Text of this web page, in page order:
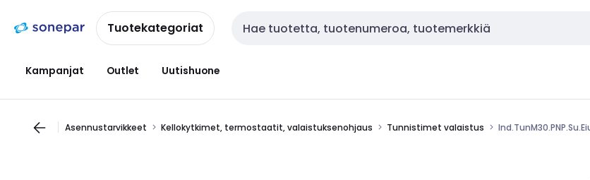
navigointiinsisältöönTuotekategoriat Haku
Kampanjat Outlet Uutishuone
Asennustarvikkeet Kellokytkimet, termostaatit, valaistuksenohjaus Tunnistimet valaistus